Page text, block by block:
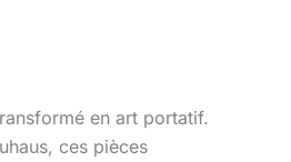
en art portatif.
ces pièces